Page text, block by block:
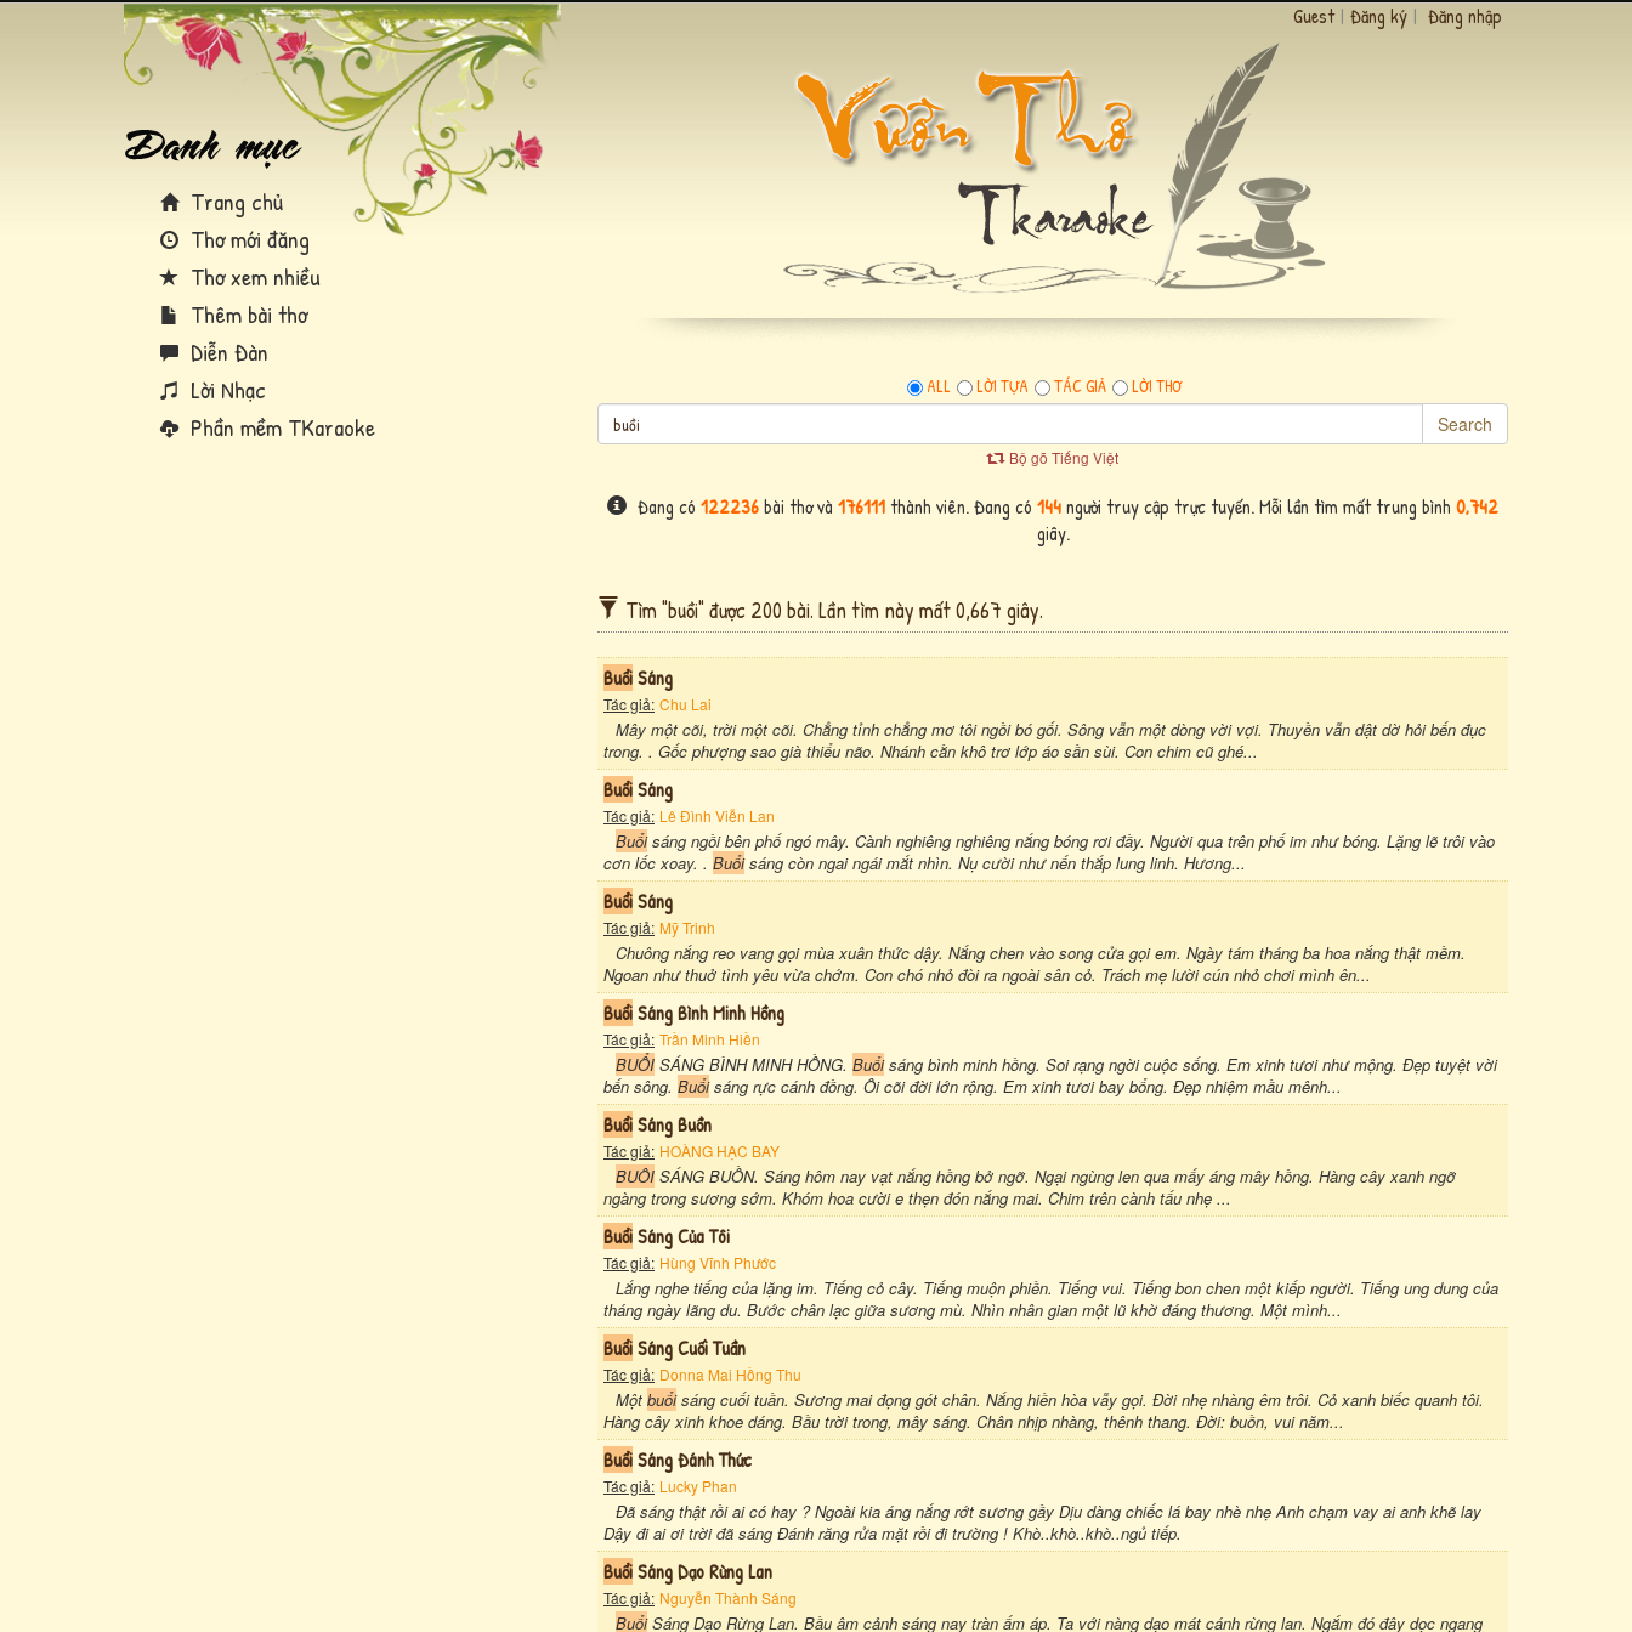
Trang chủ
Thơ mới đăng
Thơ xem nhiều
Thêm bài thơ
Diễn Đàn
Lời Nhạc
Phần mềm TKaraoke
Guest | Đăng ký | Đăng nhập
ALL LỜI TỰA TÁC GIẢ LỜI THƠ
Search
Bộ gõ Tiếng Việt
Đang có 122236bài thơ và 176111 thành viên. Đang có 144người truy cập trực tuyến. Mỗi lần tìm mất trung bình 0,742
giây.
Tìm "buồi" được 200 bài. Lần tìm này mất 0,667 giây.
BuổiSáng
Tác giả: Chu Lai
Mây một cõi, trời một cõi. Chẳng tỉnh chẳng mơ tôi ngồi bó gối. Sông vẫn một dòng vời vợi. Thuyền vẫn dật dờ hỏi bến đục
trong. . Gốc phượng sao già thiểu não. Nhánh cằn khô trơ lớp áo sần sùi. Con chim cũ ghé...
BuổiSáng
Tác giả: Lê Đình Viễn Lan
Buổisáng ngồi bên phố ngó mây. Cành nghiêng nghiêng nắng bóng rơi đầy. Người qua trên phố im như bóng. Lặng lẽ trôi vào
cơn lốc xoay. . Buổisáng còn ngai ngái mắt nhìn. Nụ cười như nến thắp lung linh. Hương...
BuổiSáng
Tác giả: Mỹ Trinh
Chuông nắng reo vang gọi mùa xuân thức dậy. Nắng chen vào song cửa gọi em. Ngày tám tháng ba hoa nắng thật mềm.
Ngoan như thuở tình yêu vừa chớm. Con chó nhỏ đòi ra ngoài sân cỏ. Trách mẹ lười cún nhỏ chơi mình ên...
BuổiSáng Bình Minh Hồng
Tác giả: Trần Minh Hiền
BUỔI SÁNG BÌNH MINH HỒNG. Buổisáng bình minh hồng. Soi rạng ngời cuộc sống. Em xinh tươi như mộng. Đẹp tuyệt vời
bến sông. Buổisáng rực cánh đồng. Ôi cõi đời lớn rộng. Em xinh tươi bay bổng. Đẹp nhiệm mầu mênh...
BuổiSáng Buồn
Tác giả: HOÀNG HẠC BAY
BUÔI SÁNG BUỒN. Sáng hôm nay vạt nắng hồng bở ngỡ. Ngại ngùng len qua mấy áng mây hồng. Hàng cây xanh ngỡ
ngàng trong sương sớm. Khóm hoa cười e thẹn đón nắng mai. Chim trên cành tấu nhẹ ...
BuổiSáng Của Tôi
Tác giả: Hùng Vĩnh Phước
Lắng nghe tiếng của lặng im. Tiếng cỏ cây. Tiếng muộn phiền. Tiếng vui. Tiếng bon chen một kiếp người. Tiếng ung dung của
tháng ngày lãng du. Bước chân lạc giữa sương mù. Nhìn nhân gian một lũ khờ đáng thương. Một mình...
BuổiSáng Cuối Tuần
Tác giả: Donna Mai Hồng Thu
Một buổisáng cuối tuần. Sương mai đọng gót chân. Nắng hiền hòa vẫy gọi. Đời nhẹ nhàng êm trôi. Cỏ xanh biếc quanh tôi.
Hàng cây xinh khoe dáng. Bầu trời trong, mây sáng. Chân nhịp nhàng, thênh thang. Đời: buồn, vui năm...
BuổiSáng Đánh Thức
Tác giả: Lucky Phan
Đã sáng thật rồi ai có hay ? Ngoài kia áng nắng rớt sương gầy Dịu dàng chiếc lá bay nhè nhẹ Anh chạm vay ai anh khẽ lay
Dậy đi ai ơi trời đã sáng Đánh răng rửa mặt rồi đi trường ! Khò..khò..khò..ngủ tiếp.
BuổiSáng Dạo Rừng Lan
Tác giả: Nguyễn Thành Sáng
BuổiSáng Dạo Rừng Lan. Bầu âm cảnh sáng nay tràn ấm áp. Ta với nàng dạo mát cánh rừng lan. Ngắm đó đây dọc ngang